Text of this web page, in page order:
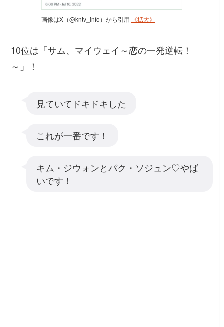
画像はX（@kntv_info）から引用 《拡大》
10位は「サム、マイウェイ～恋の一発逆転！
～」！
見ていてドキドキした
これが一番です！
キム・ジウォンとパク・ソジュン♡やば
いです！